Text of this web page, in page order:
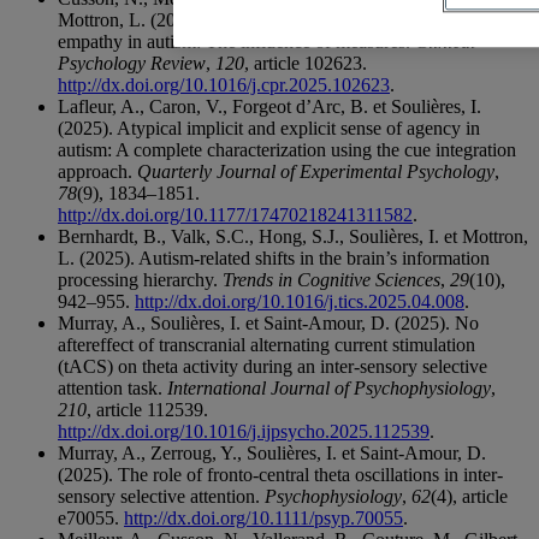
Mottron, L. (2025). A systematic review and meta-analysis of
empathy in autism: The influence of measures.
Psychology Review, 120, article 102623.
http://dx.doi.org/10.1016/j.cpr.2025.102623.
Lafleur, A., Caron, V., Forgeot d’Arc, B. et Soulières, I.
(2025). Atypical implicit and explicit sense of agency in
autism: A complete characterization using the cue integration
approach. Quarterly Journal of Experimental Psychology,
78(9), 1834–1851.
http://dx.doi.org/10.1177/17470218241311582.
Bernhardt, B., Valk, S.C., Hong, S.J., Soulières, I. et Mottron,
L. (2025). Autism-related shifts in the brain’s information
processing hierarchy. Trends in Cognitive Sciences, 29(10),
942–955. http://dx.doi.org/10.1016/j.tics.2025.04.008.
Murray, A., Soulières, I. et Saint-Amour, D. (2025). No
aftereffect of transcranial alternating current stimulation
(tACS) on theta activity during an inter-sensory selective
attention task. International Journal of Psychophysiology,
210, article 112539.
http://dx.doi.org/10.1016/j.ijpsycho.2025.112539.
Murray, A., Zerroug, Y., Soulières, I. et Saint-Amour, D.
(2025). The role of fronto-central theta oscillations in inter-
sensory selective attention. Psychophysiology, 62(4), article
e70055. http://dx.doi.org/10.1111/psyp.70055.